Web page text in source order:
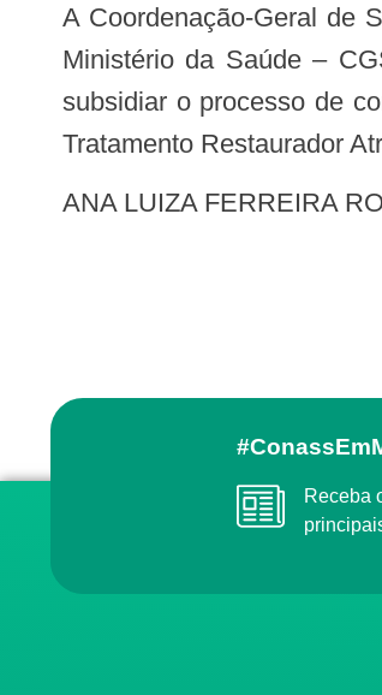
A Coordenação-Geral de Saúde Bucal do Departamento de Saúde da Família da Secretaria de Atenção Primária à Saúde do
Ministério da Saúde –
subsidiar o processo de
Tratamento Restaurador
ANA LUIZA FERREIRA
Receba o conteúdo semanal do Conass com as